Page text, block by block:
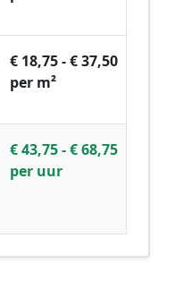
€ 18,75 - € 37,50
per m²
€ 43,75 - € 68,75
per uur